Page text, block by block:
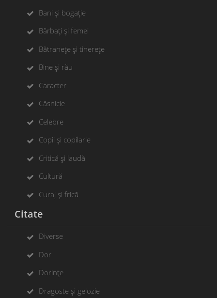
Bani și bogație
Bărbați și femei
Bătranețe și tinerețe
Bine și rău
Caracter
Căsnicie
Celebre
Copii și copilarie
Critică și laudă
Cultură
Curaj și frică
Citate
Diverse
Dor
Dorințe
Dragoste și gelozie